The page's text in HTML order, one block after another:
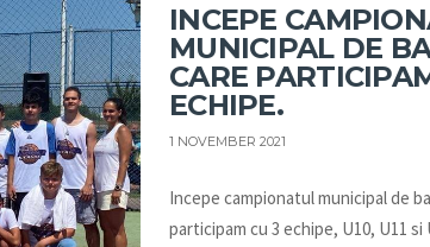
INCEPE
MUNICIPAL DE
CARE
ECHIPE.
1 NOVEMBER 2021
Incepe campionatul municipal de
participam cu 3 echipe, U10, U11 si